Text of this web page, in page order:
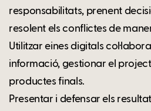
responsabilitats, prenent
resolent els conflictes de
Utilitzar eines digitals
informació, gestionar el
productes finals.
Presentar i defensar els